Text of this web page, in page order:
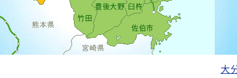
佐伯市
臼杵
豊後大野
竹田
大